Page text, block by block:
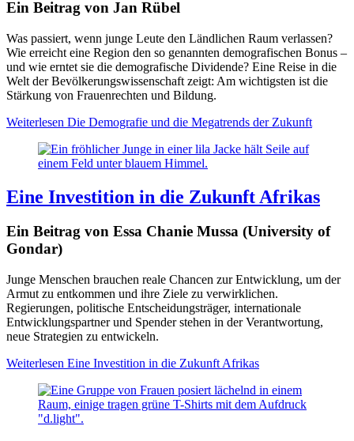
Ein Beitrag von Jan Rübel
Was passiert, wenn junge Leute den Ländlichen Raum verlassen?
Wie erreicht eine Region den so genannten demografischen Bonus –
und wie erntet sie die demografische Dividende? Eine Reise in die
Welt der Bevölkerungswissenschaft zeigt: Am wichtigsten ist die
Stärkung von Frauenrechten und Bildung.
Weiterlesen Die Demografie und die Megatrends der Zukunft
Eine Investition in die Zukunft Afrikas
Ein Beitrag von Essa Chanie Mussa (University of
Gondar)
Junge Menschen brauchen reale Chancen zur Entwicklung, um der
Armut zu entkommen und ihre Ziele zu verwirklichen.
Regierungen, politische Entscheidungsträger, internationale
Entwicklungspartner und Spender stehen in der Verantwortung,
neue Strategien zu entwickeln.
Weiterlesen Eine Investition in die Zukunft Afrikas